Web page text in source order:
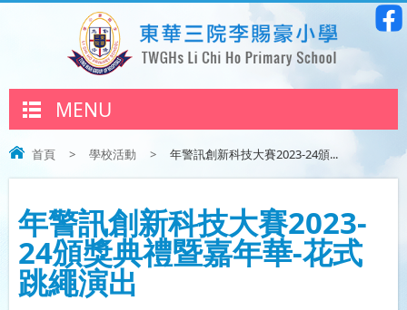
MENU
首頁 > 學校活動 > 年警訊創新科技大賽2023-24頒...
年警訊創新科技大賽2023-
24頒獎典禮暨嘉年華-花式
跳繩演出